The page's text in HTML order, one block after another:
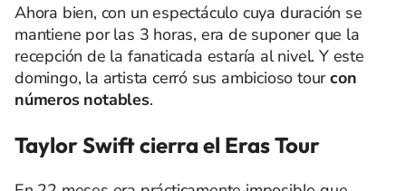
Ahora bien, con un espectáculo cuya duración se
mantiene por las 3 horas, era de suponer que la
recepción de la fanaticada estaría al nivel. Y este
domingo, la artista cerró sus ambicioso tourcon
números notables.
Taylor Swift cierra el Eras Tour